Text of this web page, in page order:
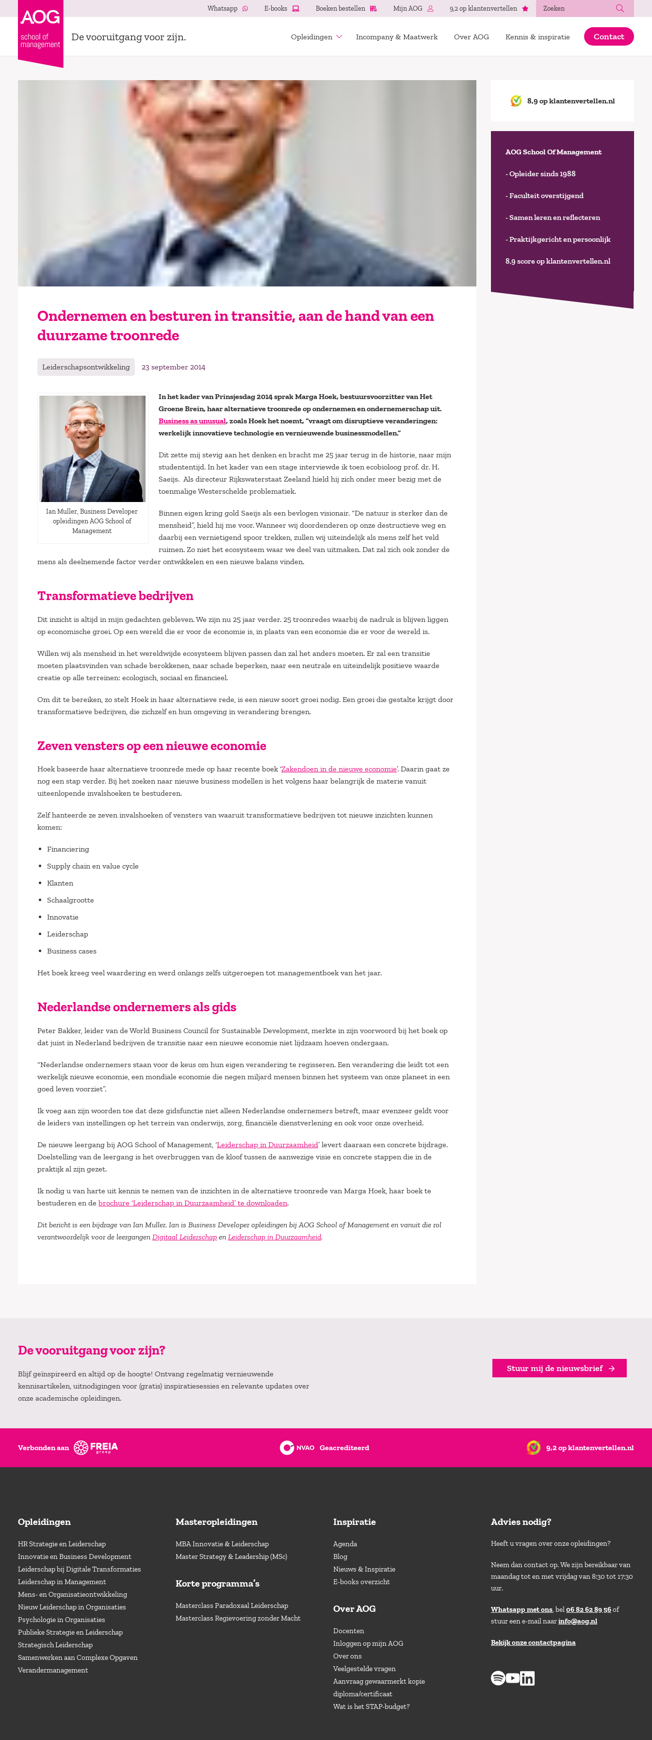
Whatsapp E-books Boeken bestellen Mijn AOG 9,2 op klantenvertellen
De vooruitgang voor zijn. Opleidingen Incompany & Maatwerk Over AOG Kennis & inspiratie Contact
Ondernemen en besturen in transitie, aan de hand van een
duurzame troonrede
Leiderschapsontwikkeling 23 september 2014
Ian Muller, Business Developer
opleidingen AOG School of
Management
In het kader van Prinsjesdag 2014 sprak Marga Hoek, bestuursvoorzitter van Het
Groene Brein, haar alternatieve troonrede op ondernemen en ondernemerschap uit.
Business as unusual, zoals Hoek het noemt, “vraagt om disruptieve veranderingen:
werkelijk innovatieve technologie en vernieuwende businessmodellen.”
Dit zette mij stevig aan het denken en bracht me 25 jaar terug in de historie, naar mijn
studententijd. In het kader van een stage interviewde ik toen ecobioloog prof. dr. H.
Saeijs. Als directeur Rijkswaterstaat Zeeland hield hij zich onder meer bezig met de
toenmalige Westerschelde problematiek.
Binnen eigen kring gold Saeijs als een bevlogen visionair. “De natuur is sterker dan de
mensheid”, hield hij me voor. Wanneer wij doordenderen op onze destructieve weg en
daarbij een vernietigend spoor trekken, zullen wij uiteindelijk als mens zelf het veld
ruimen. Zo niet het ecosysteem waar we deel van uitmaken. Dat zal zich ook zonder de
mens als deelnemende factor verder ontwikkelen en een nieuwe balans vinden.
Transformatieve bedrijven
Dit inzicht is altijd in mijn gedachten gebleven. We zijn nu 25 jaar verder. 25 troonredes waarbij de nadruk is blijven liggen
op economische groei. Op een wereld die er voor de economie is, in plaats van een economie die er voor de wereld is.
Willen wij als mensheid in het wereldwijde ecosysteem blijven passen dan zal het anders moeten. Er zal een transitie
moeten plaatsvinden van schade berokkenen, naar schade beperken, naar een neutrale en uiteindelijk positieve waarde
creatie op alle terreinen: ecologisch, sociaal en financieel.
Om dit te bereiken, zo stelt Hoek in haar alternatieve rede, is een nieuw soort groei nodig. Een groei die gestalte krijgt door
transformatieve bedrijven, die zichzelf en hun omgeving in verandering brengen.
Zeven vensters op een nieuwe economie
Hoek baseerde haar alternatieve troonrede mede op haar recente boek ‘Zakendoen in de nieuwe economie’. Daarin gaat ze
nog een stap verder. Bij het zoeken naar nieuwe business modellen is het volgens haar belangrijk de materie vanuit
uiteenlopende invalshoeken te bestuderen.
Zelf hanteerde ze zeven invalshoeken of vensters van waaruit transformatieve bedrijven tot nieuwe inzichten kunnen
komen:
Financiering
Supply chain en value cycle
Klanten
Schaalgrootte
Innovatie
Leiderschap
Business cases
Het boek kreeg veel waardering en werd onlangs zelfs uitgeroepen tot managementboek van het jaar.
Nederlandse ondernemers als gids
Peter Bakker, leider van de World Business Council for Sustainable Development, merkte in zijn voorwoord bij het boek op
dat juist in Nederland bedrijven de transitie naar een nieuwe economie niet lijdzaam hoeven ondergaan.
“Nederlandse ondernemers staan voor de keus om hun eigen verandering te regisseren. Een verandering die leidt tot een
werkelijk nieuwe economie, een mondiale economie die negen miljard mensen binnen het systeem van onze planeet in een
goed leven voorziet”.
Ik voeg aan zijn woorden toe dat deze gidsfunctie niet alleen Nederlandse ondernemers betreft, maar evenzeer geldt voor
de leiders van instellingen op het terrein van onderwijs, zorg, financiële dienstverlening en ook voor onze overheid.
De nieuwe leergang bij AOG School of Management, ‘Leiderschap in Duurzaamheid’ levert daaraan een concrete bijdrage.
Doelstelling van de leergang is het overbruggen van de kloof tussen de aanwezige visie en concrete stappen die in de
praktijk al zijn gezet.
Ik nodig u van harte uit kennis te nemen van de inzichten in de alternatieve troonrede van Marga Hoek, haar boek te
bestuderen en de brochure ‘Leiderschap in Duurzaamheid’ te downloaden.
Dit bericht is een bijdrage van Ian Muller. Ian is Business Developer opleidingen bij AOG School of Management en vanuit die rol
verantwoordelijk voor de leergangen Digitaal Leiderschap en Leiderschap in Duurzaamheid.
8,9 op klantenvertellen.nl
AOG School Of Management
- Opleider sinds 1988
- Faculteit overstijgend
- Samen leren en reflecteren
- Praktijkgericht en persoonlijk
8,9 score op klantenvertellen.nl
De vooruitgang voor zijn?
Blijf geïnspireerd en altijd op de hoogte! Ontvang regelmatig vernieuwende
kennisartikelen, uitnodigingen voor (gratis) inspiratiesessies en relevante updates over
onze academische opleidingen.
Stuur mij de nieuwsbrief
Verbonden aan Geacrediteerd 9,2 op klantenvertellen.nl
Opleidingen
HR Strategie en Leiderschap
Innovatie en Business Development
Leiderschap bij Digitale Transformaties
Leiderschap in Management
Mens- en Organisatieontwikkeling
Nieuw Leiderschap in Organisaties
Psychologie in Organisaties
Publieke Strategie en Leiderschap
Strategisch Leiderschap
Samenwerken aan Complexe Opgaven
Verandermanagement
Masteropleidingen
MBA Innovatie & Leiderschap
Master Strategy & Leadership (MSc)
Korte programma’s
Masterclass Paradoxaal Leiderschap
Masterclass Regievoering zonder Macht
Inspiratie
Agenda
Blog
Nieuws & Inspiratie
E-books overzicht
Over AOG
Docenten
Inloggen op mijn AOG
Over ons
Veelgestelde vragen
Aanvraag gewaarmerkt kopie
diploma/certificaat
Wat is het STAP-budget?
Advies nodig?
Heeft u vragen over onze opleidingen?
Neem dan contact op. We zijn bereikbaar van
maandag tot en met vrijdag van 8:30 tot 17:30
uur.
Whatsapp met ons, bel06 82 62 89 56of
stuur een e-mail naarinfo@aog.nl
Bekijk onze contactpagina